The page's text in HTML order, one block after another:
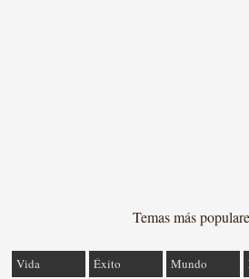
Temas más
Vida Éxito Mundo